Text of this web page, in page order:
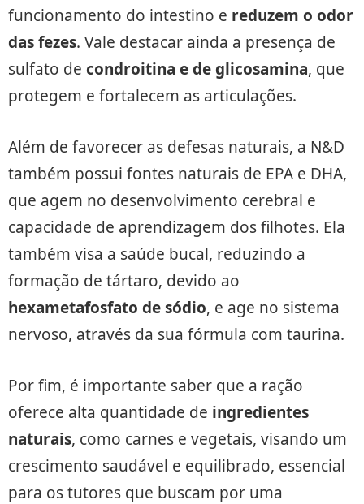
funcionamento do intestino e reduzem o odor
das fezes. Vale destacar ainda a presença de
sulfato de condroitina e de glicosamina, que
protegem e fortalecem as articulações.
Além de favorecer as defesas naturais, a N&D
também possui fontes naturais de EPA e DHA,
que agem no desenvolvimento cerebral e
capacidade de aprendizagem dos filhotes. Ela
também visa a saúde bucal, reduzindo a
formação de tártaro, devido ao
hexametafosfato de sódio, e age no sistema
nervoso, através da sua fórmula com taurina.
Por fim, é importante saber que a ração
oferece alta quantidade de ingredientes
naturais, como carnes e vegetais, visando um
crescimento saudável e equilibrado, essencial
para os tutores que buscam por uma